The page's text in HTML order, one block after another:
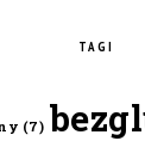
TAGI
(7)